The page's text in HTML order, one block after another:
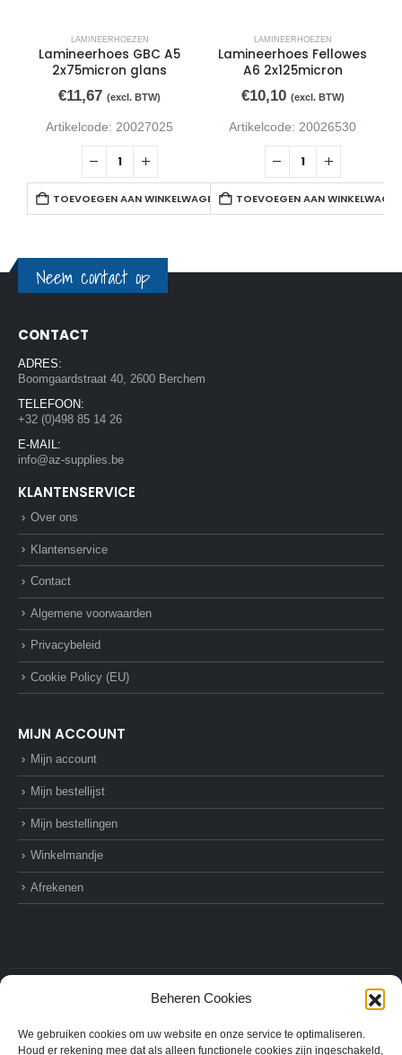
Beheren Cookies
We gebruiken cookies om uw website en onze service te optimaliseren.
Houd er rekening mee dat als alleen functionele cookies zijn ingeschakeld,
LAMINEERHOEZEN
Lamineerhoes GBC A5
2x75micron glans
€11,67 (excl. BTW)
Artikelcode: 20027025
TOEVOEGEN AAN WINKELWAGEN
LAMINEERHOEZEN
Lamineerhoes Fellowes
A6 2x125micron
€10,10 (excl. BTW)
Artikelcode: 20026530
TOEVOEGEN AAN
Neem contact op
CONTACT
ADRES:
Boomgaardstraat 40, 2600 Berchem
TELEFOON:
+32 (0)498 85 14 26
E-MAIL:
info@az-supplies.be
KLANTENSERVICE
Over ons
Klantenservice
Contact
Algemene voorwaarden
Privacybeleid
Cookie Policy (EU)
MIJN ACCOUNT
Mijn account
Mijn bestellijst
Mijn bestellingen
Winkelmandje
Afrekenen